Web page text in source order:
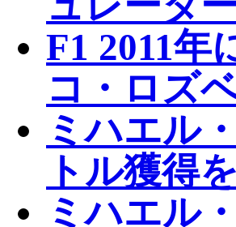
F1 2011年
コ・ロズ
ミハエル
トル獲得
ミハエル